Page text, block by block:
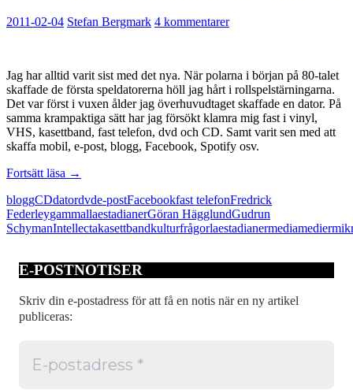
2011-02-04 Stefan Bergmark 4 kommentarer
Jag har alltid varit sist med det nya. När polarna i början på 80-talet
skaffade de första speldatorerna höll jag hårt i rollspelstärningarna.
Det var först i vuxen ålder jag överhuvudtaget skaffade en dator. På
samma krampaktiga sätt har jag försökt klamra mig fast i vinyl,
VHS, kasettband, fast telefon, dvd och CD. Samt varit sen med att
skaffa mobil, e-post, blogg, Facebook, Spotify osv.
Fortsätt läsa Gammallaestadianerna
många
som
twittrarna
→
bloggCDdatordvde-postFacebookfast telefonFredrick
FederleygammallaestadianerGöran HägglundGudrun
SchymanIntellectakasettbandkulturfrågorlaestadianermediamedier
E-POSTNOTISER
Skriv din e-postadress för att få en notis när en ny artikel
publiceras: